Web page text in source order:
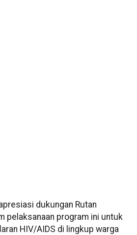
dukungan Rutan
pelaksanaan program ini untuk
HIV/AIDS di lingkup warga